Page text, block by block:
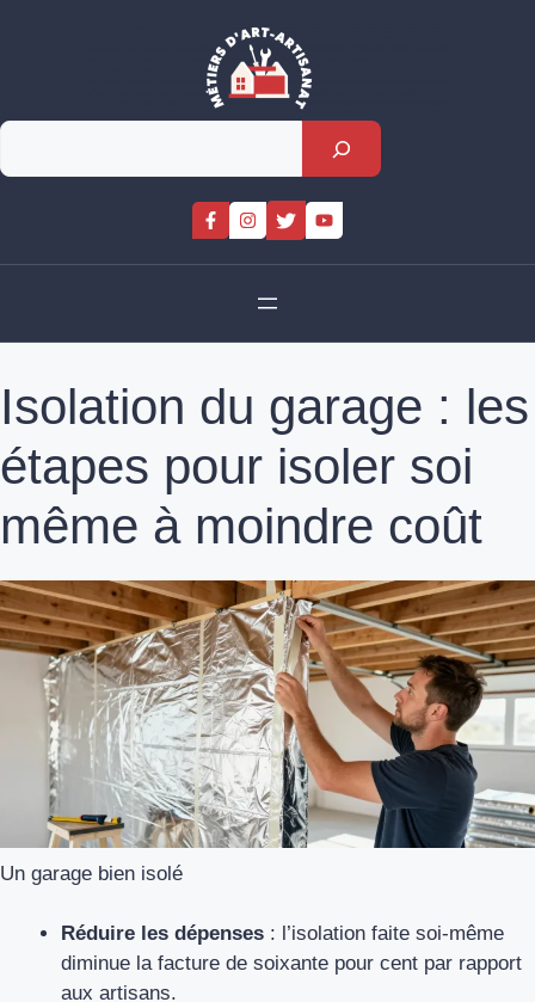
Rechercher
Isolation du garage : les
étapes pour isoler soi
même à moindre coût
Un garage bien isolé
Réduire les dépenses : l’isolation faite soi-même
diminue la facture de soixante pour cent par rapport
aux artisans.